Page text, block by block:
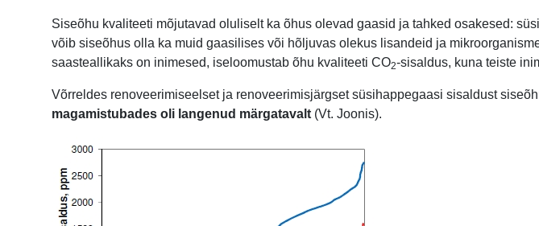
Siseõhu kvaliteeti mõjutavad oluliselt ka õhus olevad gaasid ja tahked osakesed:
võib siseõhus olla ka muid gaasilises või hõljuvas olekus lisandeid ja
saasteallikaks on inimesed, iseloomustab õhu kvaliteeti CO2-sisaldus, kuna teiste
Võrreldes renoveerimiseelset ja renoveerimisjärgset süsihappegaasi sisaldust
magamistubades oli langenud märgatavalt (Vt. Joonis).